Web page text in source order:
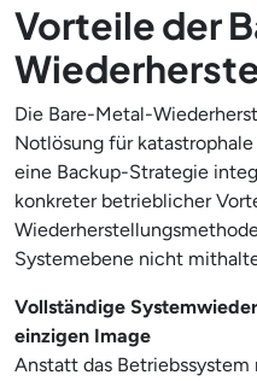
Vorteile der
Die Bare-Metal-
Notlösung für
eine Backup-Strategie
konkreter betrieblicher
Systemebene nicht
Vollständige
einzigen Image
Anstatt das Betriebssystem